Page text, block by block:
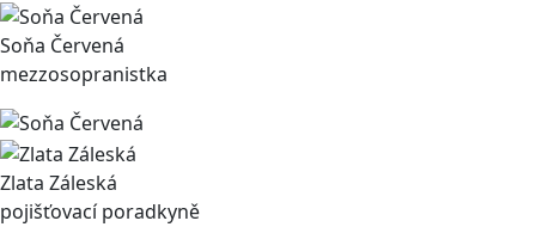
Soňa Červená
mezzosopranistka
Zlata Záleská
pojišťovací poradkyně